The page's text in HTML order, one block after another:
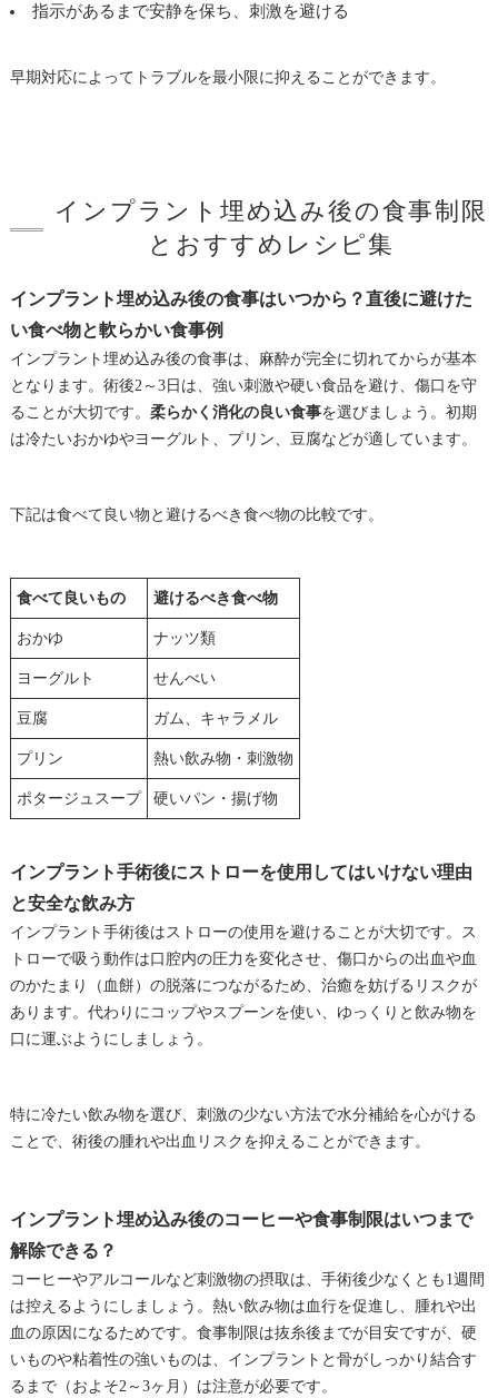
指示があるまで安静を保ち、刺激を避ける
早期対応によってトラブルを最小限に抑えることができます。
インプラント埋め込み後の食事制限
とおすすめレシピ集
インプラント埋め込み後の食事はいつから？直後に避けた
い食べ物と軟らかい食事例
インプラント埋め込み後の食事は、麻酔が完全に切れてからが基本
となります。術後2～3日は、強い刺激や硬い食品を避け、傷口を守
ることが大切です。 柔らかく消化の良い食事を選びましょう。初期
は冷たいおかゆやヨーグルト、プリン、豆腐などが適しています。
下記は食べて良い物と避けるべき食べ物の比較です。
食べて良いもの 避けるべき食べ物
おかゆ ナッツ類
ヨーグルト せんべい
豆腐 ガム、キャラメル
プリン 熱い飲み物・刺激物
ポタージュスープ 硬いパン・揚げ物
インプラント手術後にストローを使用してはいけない理由
と安全な飲み方
インプラント手術後はストローの使用を避けることが大切です。ス
トローで吸う動作は口腔内の圧力を変化させ、傷口からの出血や血
のかたまり（血餅）の脱落につながるため、治癒を妨げるリスクが
あります。代わりにコップやスプーンを使い、ゆっくりと飲み物を
口に運ぶようにしましょう。
特に冷たい飲み物を選び、刺激の少ない方法で水分補給を心がける
ことで、術後の腫れや出血リスクを抑えることができます。
インプラント埋め込み後のコーヒーや食事制限はいつまで
解除できる？
コーヒーやアルコールなど刺激物の摂取は、手術後少なくとも1週間
は控えるようにしましょう。熱い飲み物は血行を促進し、腫れや出
血の原因になるためです。食事制限は抜糸後までが目安ですが、硬
いものや粘着性の強いものは、インプラントと骨がしっかり結合す
るまで（およそ2～3ヶ月）は注意が必要です。